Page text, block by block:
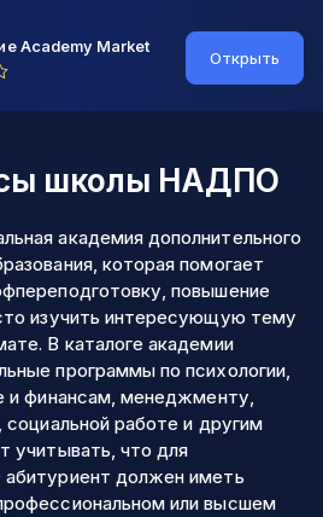
Academy Market
Открыть
школы НАДПО
академия дополнительного
которая помогает
повышение
изучить интересующую тему
В каталоге академии
программы по психологии,
и финансам, менеджменту,
работе и другим
учитывать, что для
должен иметь
или высшем